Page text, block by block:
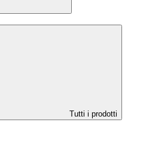
Tutti i prodotti